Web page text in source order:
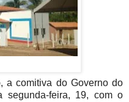
a comitiva do Governo do
segunda-feira, 19, com o